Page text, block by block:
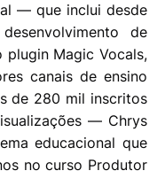
— que inclui desde
de
Magic Vocals,
canais de ensino
de 280 mil inscritos
— Chrys
educacional que
no curso Produtor